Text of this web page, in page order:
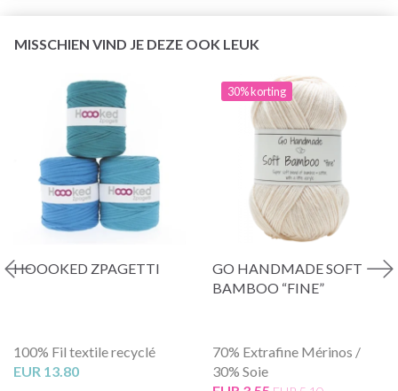
MISSCHIEN VIND JE DEZE OOK LEUK
HOOOKED ZPAGETTI
100% Fil textile recyclé
EUR 13.80
30% korting
GO HANDMADE SOFT
BAMBOO “FINE”
70% Extrafine Mérinos /
30% Soie